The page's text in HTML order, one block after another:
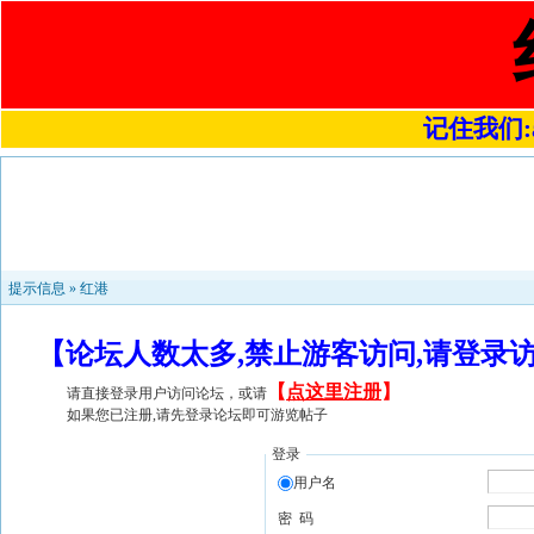
记住我们
提示信息 » 红港
【论坛人数太多,禁止游客访问,请登
请直接登录用户访问论坛，或请 【 点这里注册】
如果您已注册,请先登录论坛即可游览帖子
登录
用户名
密 码